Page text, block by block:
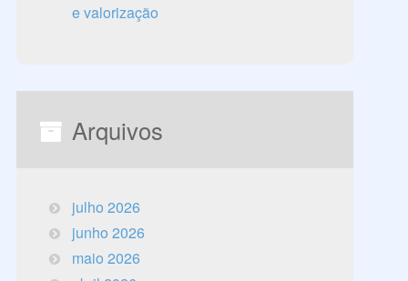
e valorização
Arquivos
julho 2026
junho 2026
maio 2026